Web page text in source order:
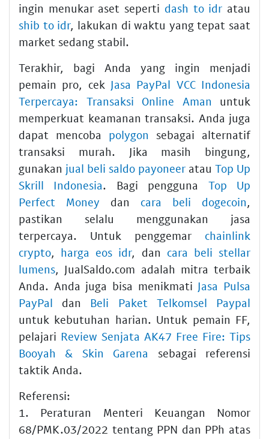
ingin menukar aset seperti dash to idr atau
shib to idr, lakukan di waktu yang tepat saat
market sedang stabil.
Terakhir, bagi Anda yang ingin menjadi
pemain pro, cek Jasa PayPal VCC Indonesia
Terpercaya: Transaksi Online Aman untuk
memperkuat keamanan transaksi. Anda juga
dapat mencoba polygon sebagai alternatif
transaksi murah. Jika masih bingung,
gunakan jual beli saldo payoneer atau Top Up
Skrill Indonesia. Bagi pengguna Top Up
Perfect Money dan cara beli dogecoin
pastikan selalu menggunakan jasa
terpercaya. Untuk penggemar chainlink
crypto
harga eos idr, dan cara beli stellar
lumens , JualSaldo.com adalah mitra terbaik
Anda. Anda juga bisa menikmati Jasa Pulsa
PayPal dan Beli Paket Telkomsel Paypal
untuk kebutuhan harian. Untuk pemain FF,
pelajari Review Senjata AK47 Free Fire: Tips
Booyah & Skin Garena sebagai referensi
taktik Anda.
Referensi:
1. Peraturan Menteri Keuangan Nomor
68/PMK.03/2022 tentang PPN dan PPh atas